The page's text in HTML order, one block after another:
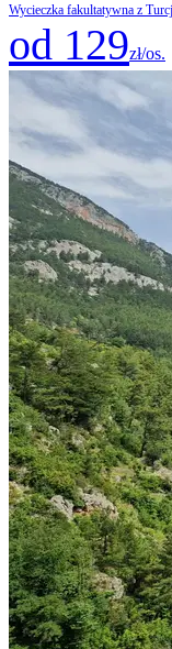
Wycieczka fakultatywna z
od 129zł/os.